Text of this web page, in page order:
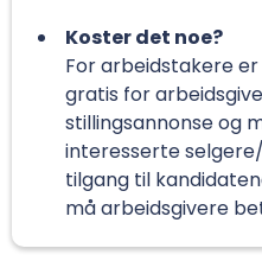
Koster det noe?
For arbeidstakere
gratis for
stillingsannonse og
interesserte
tilgang til
må arbeidsgivere